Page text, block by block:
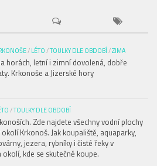
/LÉTO/TOULKY DLE OBDOBÍ/ZIMA
horách, letní i zimní dovolená, dobře
Krkonoše a Jizerské hory
/TOULKY DLE OBDOBÍ
Zde najdete všechny vodní plochy
Krkonoš. Jak koupaliště, aquaparky,
jezera, rybníky i čisté řeky v
okolí, kde se skutečně koupe.